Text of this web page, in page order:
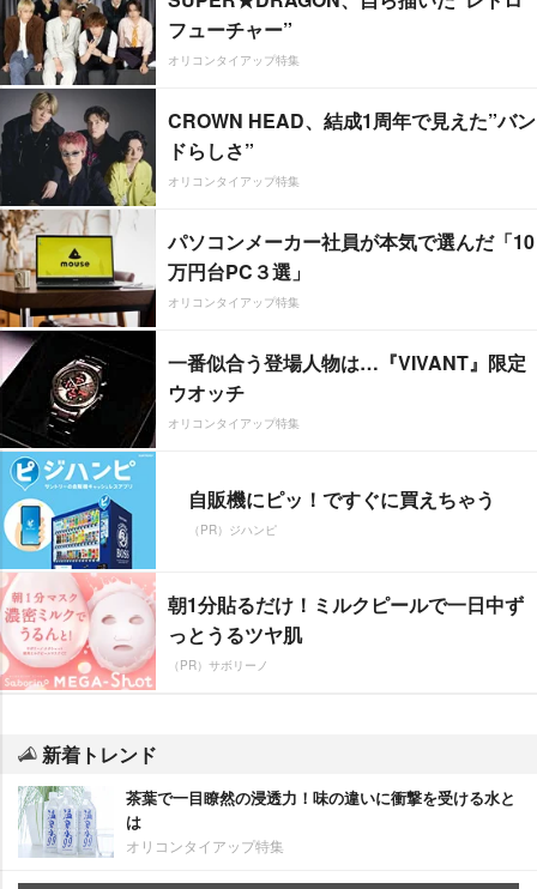
フューチャー”
オリコンタイアップ特集
CROWN HEAD、結成1周年で見えた”バン
ドらしさ”
オリコンタイアップ特集
パソコンメーカー社員が本気で選んだ「10
万円台PC３選」
オリコンタイアップ特集
一番似合う登場人物は…『VIVANT』限定
ウオッチ
オリコンタイアップ特集
自販機にピッ！ですぐに買えちゃう
（PR）ジハンピ
朝1分貼るだけ！ミルクピールで一日中ず
っとうるツヤ肌
（PR）サボリーノ
新着トレンド
茶葉で一目瞭然の浸透力！味の違いに衝撃を受ける水と
は
オリコンタイアップ特集